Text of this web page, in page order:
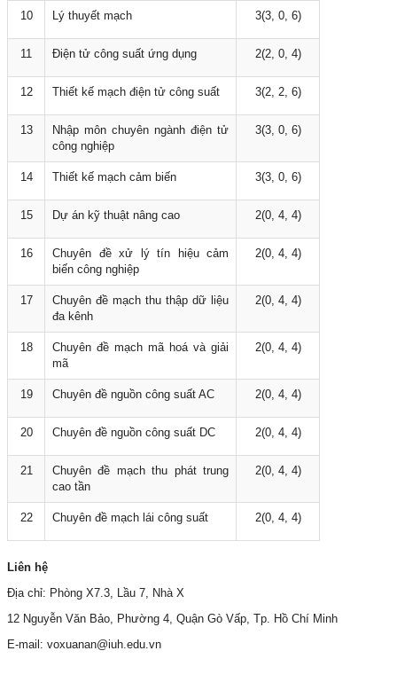
10 Lý thuyết mạch 3(3, 0, 6)
11 Điện tử công suất ứng dụng 2(2, 0, 4)
12 Thiết kế mạch điện tử công suất 3(2, 2, 6)
13
Nhập môn chuyên ngành điện tử
công nghiệp
3(3, 0, 6)
14 Thiết kế mạch cảm biến 3(3, 0, 6)
15 Dự án kỹ thuật nâng cao 2(0, 4, 4)
16
Chuyên đề xử lý tín hiệu cảm
biến công nghiệp
2(0, 4, 4)
17
Chuyên đề mạch thu thập dữ liệu
đa kênh
2(0, 4, 4)
18
Chuyên đề mạch mã hoá và giải
mã
2(0, 4, 4)
19 Chuyên đề nguồn công suất AC 2(0, 4, 4)
20 Chuyên đề nguồn công suất DC 2(0, 4, 4)
21
Chuyên đề mạch thu phát trung
cao tần
2(0, 4, 4)
22 Chuyên đề mạch lái công suất 2(0, 4, 4)
Liên hệ
Địa chỉ: Phòng X7.3, Lầu 7, Nhà X
12 Nguyễn Văn Bảo, Phường 4, Quận Gò Vấp, Tp. Hồ Chí Minh
E-mail: voxuanan@iuh.edu.vn